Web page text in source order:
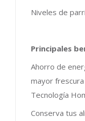
Niveles de
Principales
Ahorro de
mayor
Tecnología
Conserva tus